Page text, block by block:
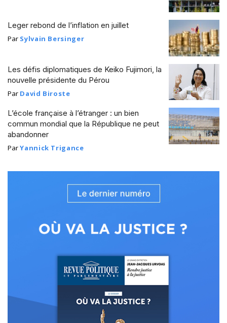
Leger rebond de l’inflation en juillet
Par Sylvain Bersinger
Les défis diplomatiques de Keiko Fujimori, la
nouvelle présidente du Pérou
Par David Biroste
L’école française à l’étranger : un bien
commun mondial que la République ne peut
abandonner
ParYannick Trigance